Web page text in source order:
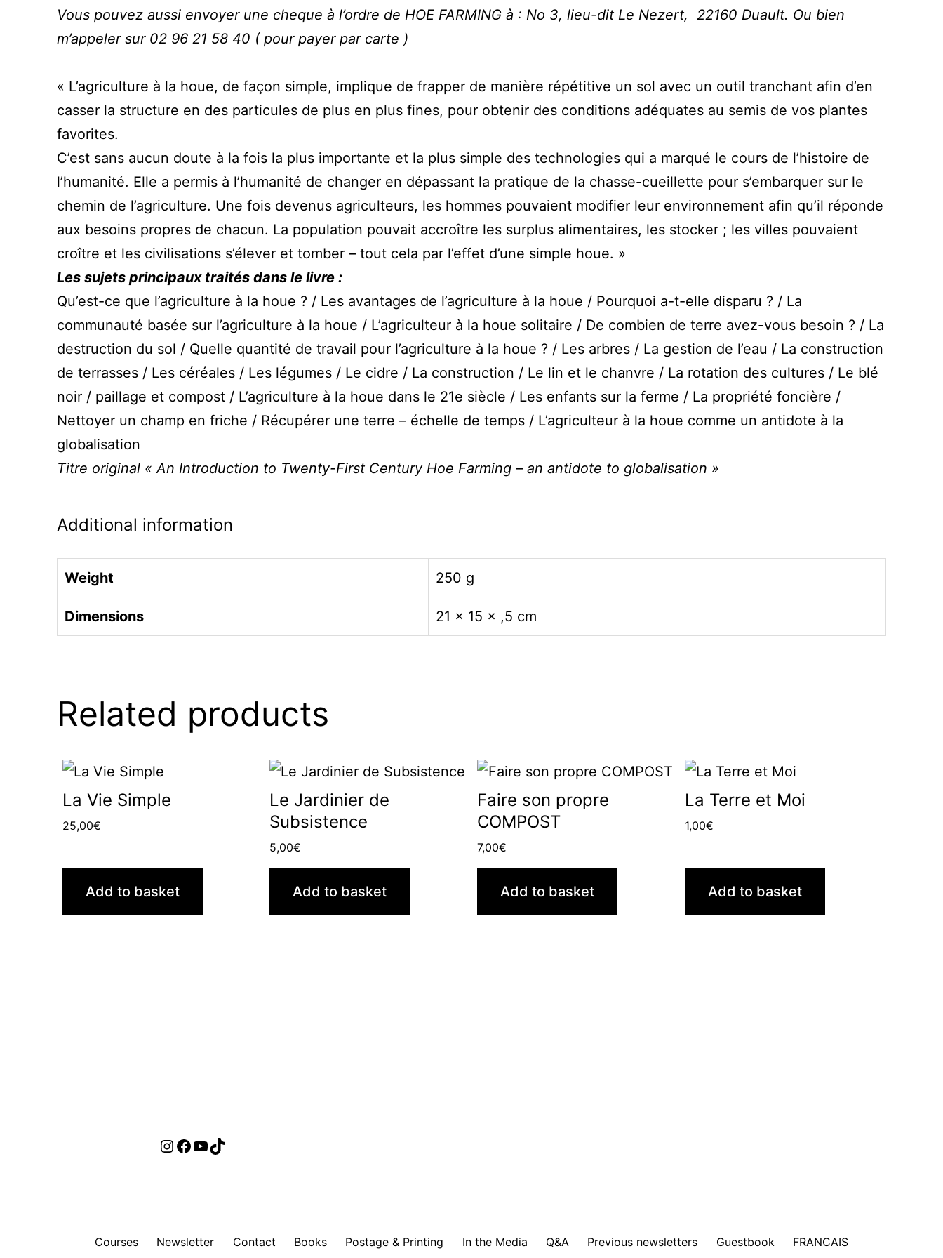
Vous pouvez aussi envoyer une cheque à l’ordre de HOE FARMING à : No 3, lieu-dit Le Nezert, 22160 Duault. Ou bien
m’appeler sur 02 96 21 58 40 ( pour payer par carte )
« L’agriculture à la houe, de façon simple, implique de frapper de manière répétitive un sol avec un outil tranchant afin d’en
casser la structure en des particules de plus en plus fines, pour obtenir des conditions adéquates au semis de vos plantes
favorites.
C’est sans aucun doute à la fois la plus importante et la plus simple des technologies qui a marqué le cours de l’histoire de
l’humanité. Elle a permis à l’humanité de changer en dépassant la pratique de la chasse-cueillette pour s’embarquer sur le
chemin de l’agriculture. Une fois devenus agriculteurs, les hommes pouvaient modifier leur environnement afin qu’il réponde
aux besoins propres de chacun. La population pouvait accroître les surplus alimentaires, les stocker ; les villes pouvaient
croître et les civilisations s’élever et tomber – tout cela par l’effet d’une simple houe. »
Les sujets principaux traités dans le livre :
Qu’est-ce que l’agriculture à la houe ? / Les avantages de l’agriculture à la houe / Pourquoi a-t-elle disparu ? / La
communauté basée sur l’agriculture à la houe / L’agriculteur à la houe solitaire / De combien de terre avez-vous besoin ? / La
destruction du sol / Quelle quantité de travail pour l’agriculture à la houe ? / Les arbres / La gestion de l’eau / La construction
de terrasses / Les céréales / Les légumes / Le cidre / La construction / Le lin et le chanvre / La rotation des cultures / Le blé
noir / paillage et compost / L’agriculture à la houe dans le 21e siècle / Les enfants sur la ferme / La propriété foncière /
Nettoyer un champ en friche / Récupérer une terre – échelle de temps / L’agriculteur à la houe comme un antidote à la
globalisation
Titre original « An Introduction to Twenty-First Century Hoe Farming – an antidote to globalisation »
Additional information
Weight 250 g
Dimensions 21 × 15 × ,5 cm
Related products
La Vie Simple
25,00€
Add to basket
Le Jardinier de
Subsistence
5,00€
Add to basket
Faire son propre
COMPOST
7,00€
Add to basket
La Terre et Moi
1,00€
Add to basket
Instagram
Facebook
YouTube
TikTok
Courses Newsletter Contact Books Postage & Printing In the Media Q&A Previous newsletters Guestbook FRANCAIS